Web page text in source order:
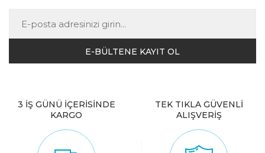
3 İŞ GÜNÜ İÇERİSİNDE
KARGO
TEK TIKLA GÜVENLİ
ALIŞVERİŞ